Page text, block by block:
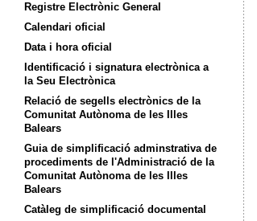
Registre Electrònic General
Calendari oficial
Data i hora oficial
Identificació i signatura electrònica a
la Seu Electrònica
Relació de segells electrònics de la
Comunitat Autònoma de les Illes
Balears
Guia de simplificació adminstrativa de
procediments de l'Administració de la
Comunitat Autònoma de les Illes
Balears
Catàleg de simplificació documental